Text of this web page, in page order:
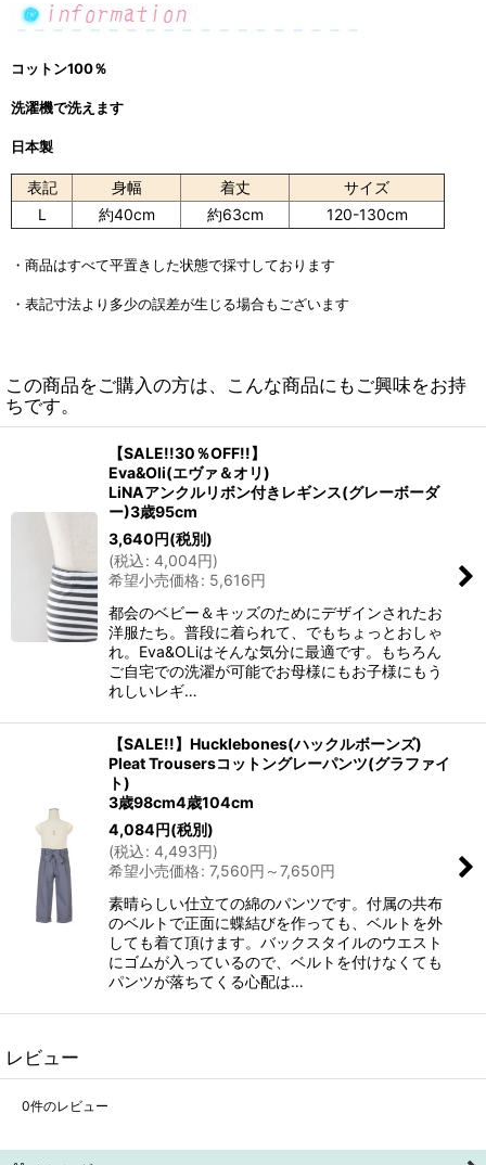
コットン100％
洗濯機で洗えます
日本製
表記 身幅 着丈
サイズ
L
約40cm 約63cm 120-130cm
・商品はすべて平置きした状態で採寸しております
・表記寸法より多少の誤差が生じる場合もございます
この商品をご購入の方は、こんな商品にもご興味をお持
ちです。
【SALE!!30％OFF!!】
Eva&Oli(エヴァ＆オリ)
LiNAアンクルリボン付きレギンス(グレーボーダ
ー)3歳95cm
3,640円(税別)
(税込: 4,004円)
希望小売価格: 5,616円
都会のベビー＆キッズのためにデザインされたお
洋服たち。普段に着られて、でもちょっとおしゃ
れ。Eva&OLiはそんな気分に最適です。もちろん
ご自宅での洗濯が可能でお母様にもお子様にもう
れしいレギ…
【SALE!!】Hucklebones(ハックルボーンズ)
Pleat Trousersコットングレーパンツ(グラファイ
ト)
3歳98cm4歳104cm
4,084円(税別)
(税込: 4,493円)
希望小売価格: 7,560円 ～7,650円
素晴らしい仕立ての綿のパンツです。付属の共布
のベルトで正面に蝶結びを作っても、ベルトを外
しても着て頂けます。バックスタイルのウエスト
にゴムが入っているので、ベルトを付けなくても
パンツが落ちてくる心配は…
レビュー
0件のレビュー